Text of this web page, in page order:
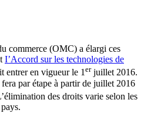
commerce (OMC) a élargi ces
I’Accord sur les technologies de
entrer en vigueur le 1erjuillet 2016.
par étape à partir de juillet 2016
des droits varie selon les